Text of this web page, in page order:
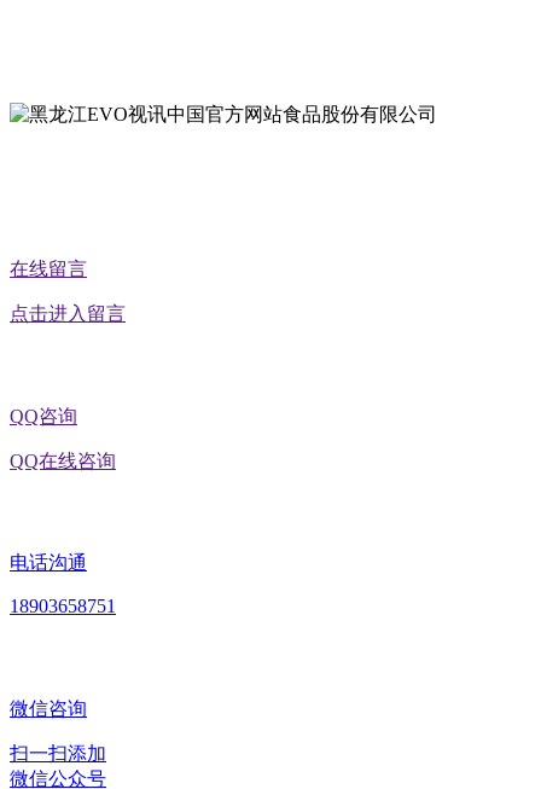
在线留言
点击进入留言
QQ咨询
QQ在线咨询
电话沟通
18903658751
微信咨询
扫一扫添加
微信公众号